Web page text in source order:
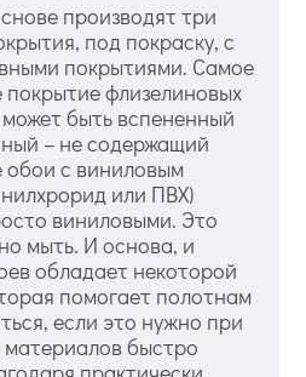
производят три
под покраску, с
покрытиями. Самое
флизелиновых
быть вспененный
– не содержащий
с виниловым
или ПВХ)
виниловыми. Это
мыть. И основа, и
обладает некоторой
помогает полотнам
если это нужно при
быстро